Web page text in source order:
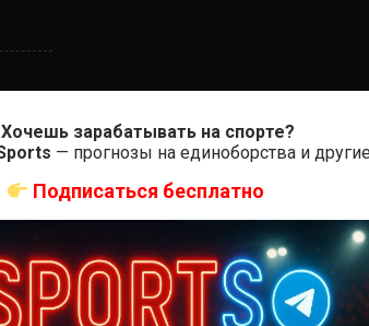
и актуальные события и мира
Хочешь зарабатывать на спорте?
— прогнозы на единоборства и
Подписаться бесплатно